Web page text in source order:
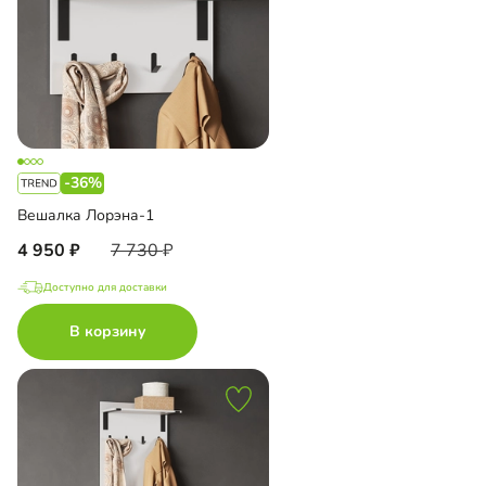
-36%
Вешалка Лорэна-1
4 950 7 730
Доступно для доставки
В корзину